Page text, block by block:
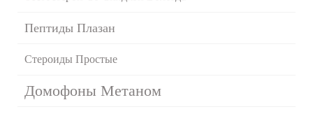
Пептиды Плазан
Стероиды Простые
Домофоны Метаном